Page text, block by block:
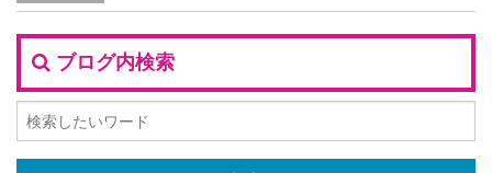
ブログ内検索